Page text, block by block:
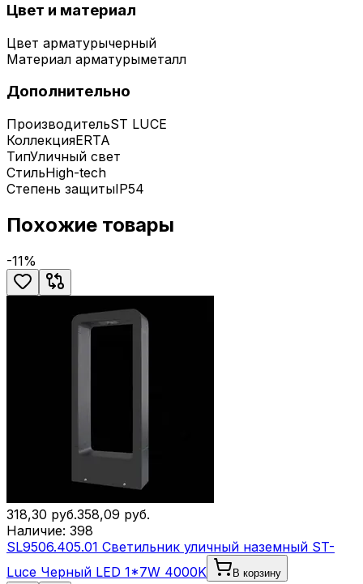
Цвет и материал
Цвет арматурычерный
Материал арматурыметалл
Дополнительно
ПроизводительST LUCE
КоллекцияERTA
ТипУличный свет
СтильHigh-tech
Степень защитыIP54
Похожие товары
-11%
318,30 руб.358,09 руб.
Наличие: 398
SL9506.405.01 Светильник уличный наземный ST-
Luce Черный LED 1*7W 4000K
В корзину